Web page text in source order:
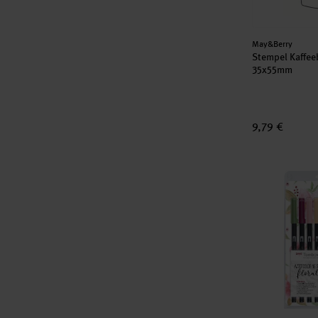
Hersteller:
May&Berry
Stempel
35x55mm
9,79 €